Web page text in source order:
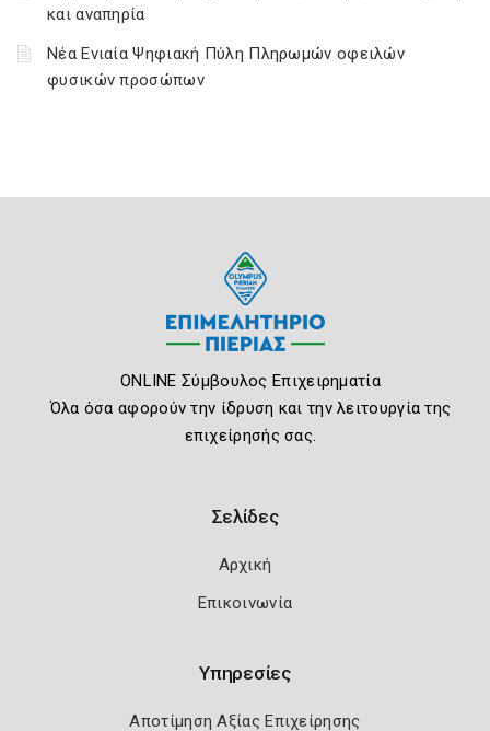
και αναπηρία
Νέα Ενιαία Ψηφιακή Πύλη Πληρωμών οφειλών
φυσικών προσώπων
ONLINE Σύμβουλος Επιχειρηματία
Όλα όσα αφορούν την ίδρυση και την λειτουργία της
επιχείρησής σας.
Σελίδες
Αρχική
Επικοινωνία
Υπηρεσίες
Αποτίμηση Αξίας Επιχείρησης